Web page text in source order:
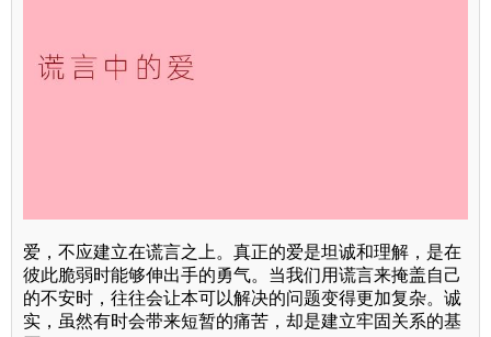
爱，不应建立在谎言之上。真正的爱是坦诚和理解，是在
彼此脆弱时能够伸出手的勇气。当我们用谎言来掩盖自己
的不安时，往往会让本可以解决的问题变得更加复杂。诚
实，虽然有时会带来短暂的痛苦，却是建立牢固关系的基